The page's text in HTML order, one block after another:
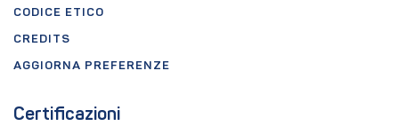
CODICE ETICO
CREDITS
AGGIORNA PREFERENZE
Certificazioni